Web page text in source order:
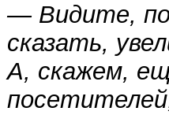
— Видите,
сказать,
А, скажем,